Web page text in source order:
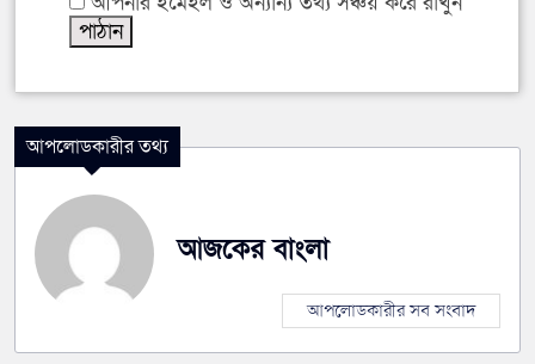
আপলোডকারীর তথ্য
আজকের বাংলা
আপলোডকারীর সব সংবাদ